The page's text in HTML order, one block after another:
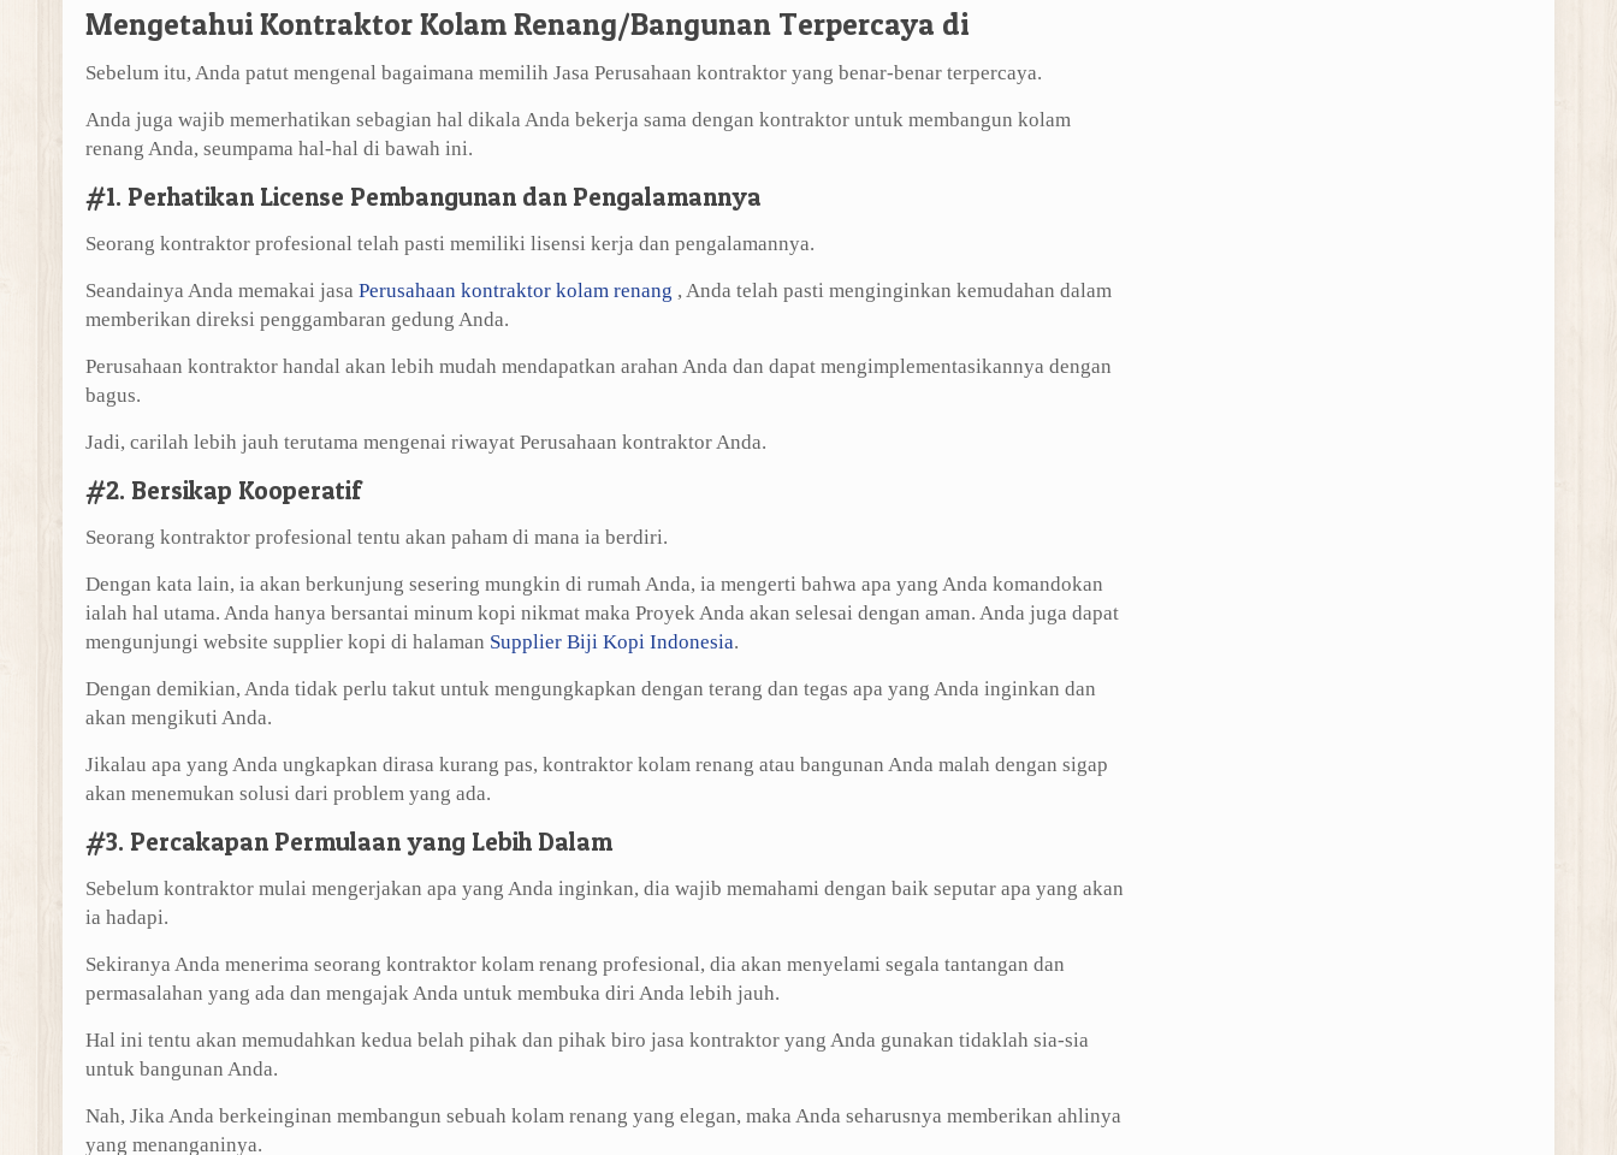
Mengetahui Kontraktor Kolam Renang/Bangunan Terpercaya di
Sebelum itu, Anda patut mengenal bagaimana memilih Jasa Perusahaan kontraktor yang benar-benar terpercaya.
Anda juga wajib memerhatikan sebagian hal dikala Anda bekerja sama dengan kontraktor untuk membangun kolam
renang Anda, seumpama hal-hal di bawah ini.
#1. Perhatikan License Pembangunan dan Pengalamannya
Seorang kontraktor profesional telah pasti memiliki lisensi kerja dan pengalamannya.
Seandainya Anda memakai jasa Perusahaan kontraktor kolam renang , Anda telah pasti menginginkan kemudahan dalam
memberikan direksi penggambaran gedung Anda.
Perusahaan kontraktor handal akan lebih mudah mendapatkan arahan Anda dan dapat mengimplementasikannya dengan
bagus.
Jadi, carilah lebih jauh terutama mengenai riwayat Perusahaan kontraktor Anda.
#2. Bersikap Kooperatif
Seorang kontraktor profesional tentu akan paham di mana ia berdiri.
Dengan kata lain, ia akan berkunjung sesering mungkin di rumah Anda, ia mengerti bahwa apa yang Anda komandokan
ialah hal utama. Anda hanya bersantai minum kopi nikmat maka Proyek Anda akan selesai dengan aman. Anda juga dapat
mengunjungi website supplier kopi di halaman Supplier Biji Kopi Indonesia.
Dengan demikian, Anda tidak perlu takut untuk mengungkapkan dengan terang dan tegas apa yang Anda inginkan dan
akan mengikuti Anda.
Jikalau apa yang Anda ungkapkan dirasa kurang pas, kontraktor kolam renang atau bangunan Anda malah dengan sigap
akan menemukan solusi dari problem yang ada.
#3. Percakapan Permulaan yang Lebih Dalam
Sebelum kontraktor mulai mengerjakan apa yang Anda inginkan, dia wajib memahami dengan baik seputar apa yang akan
ia hadapi.
Sekiranya Anda menerima seorang kontraktor kolam renang profesional, dia akan menyelami segala tantangan dan
permasalahan yang ada dan mengajak Anda untuk membuka diri Anda lebih jauh.
Hal ini tentu akan memudahkan kedua belah pihak dan pihak biro jasa kontraktor yang Anda gunakan tidaklah sia-sia
untuk bangunan Anda.
Nah, Jika Anda berkeinginan membangun sebuah kolam renang yang elegan, maka Anda seharusnya memberikan ahlinya
yang menanganinya.